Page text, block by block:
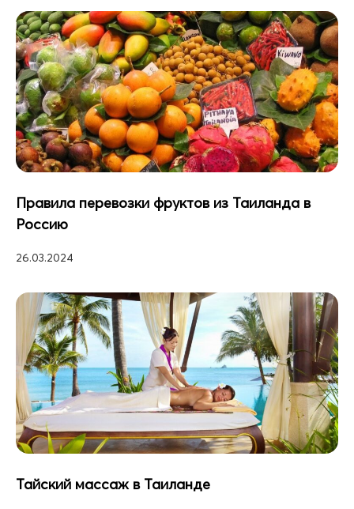
Правила перевозки фруктов из Таиланда в
Россию
26.03.2024
Тайский массаж в Таиланде